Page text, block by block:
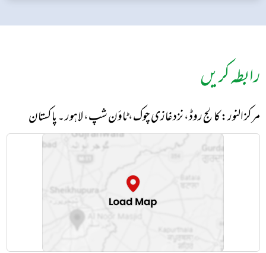
رابطہ کریں
مرکز النور: کالج روڈ، نزد غازی چوک، ٹاؤن شپ، لاہور ۔ پاکستان